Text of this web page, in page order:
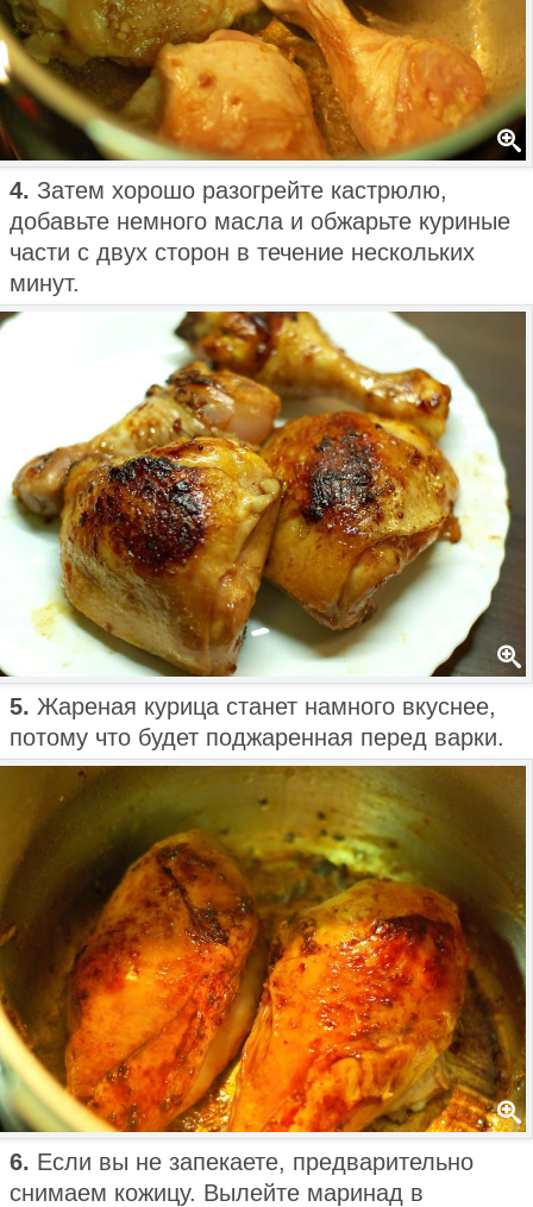
4. Затем хорошо разогрейте кастрюлю,
добавьте немного масла и обжарьте куриные
части с двух сторон в течение нескольких
минут.
5. Жареная курица станет намного вкуснее,
потому что будет поджаренная перед варки.
6. Если вы не запекаете, предварительно
снимаем кожицу. Вылейте маринад в